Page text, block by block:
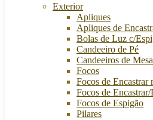
Exterior
Apliques
Apliques de
Bolas de Luz c/
Candeeiro de Pé
Candeeiros de Mesa
Focos
Focos de Encastrar
Focos de
Focos de Espigão
Pilares